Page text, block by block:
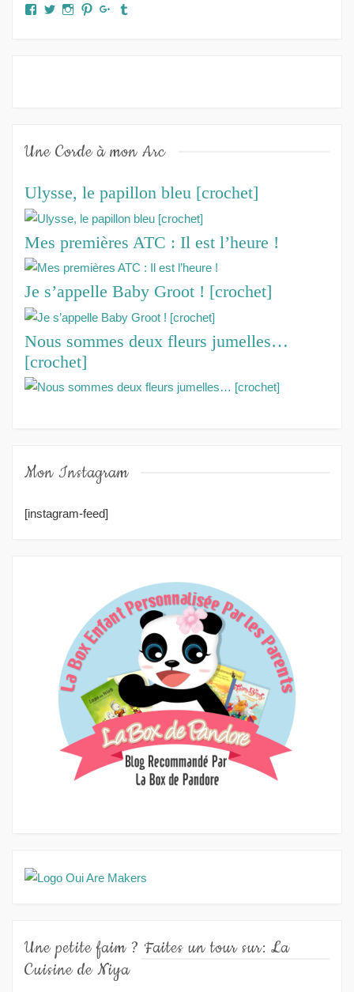
Facebook
TwitterInstagram
PinterestGoogle+
Une Corde à mon Arc
Ulysse, le papillon bleu [crochet]
Mes premières ATC : Il est l’heure !
Je s’appelle Baby Groot ! [crochet]
Nous sommes deux fleurs jumelles…
[crochet]
Mon Instagram
[instagram-feed]
Une petite faim ? Faites un tour sur: La
Cuisine de Niya